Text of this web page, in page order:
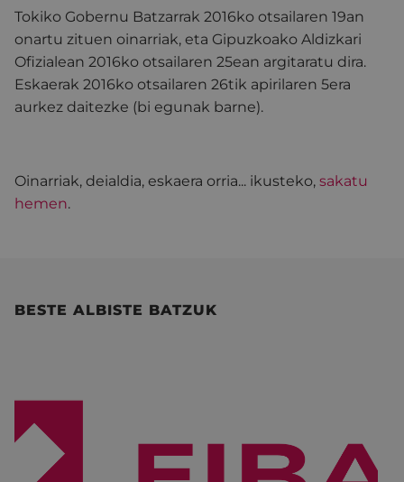
Tokiko Gobernu Batzarrak 2016ko otsailaren 19an
onartu zituen oinarriak, eta Gipuzkoako Aldizkari
Ofizialean 2016ko otsailaren 25ean argitaratu dira.
Eskaerak 2016ko otsailaren 26tik apirilaren 5era
aurkez daitezke (bi egunak barne).
Oinarriak, deialdia, eskaera orria... ikusteko, sakatu
hemen.
BESTE ALBISTE BATZUK